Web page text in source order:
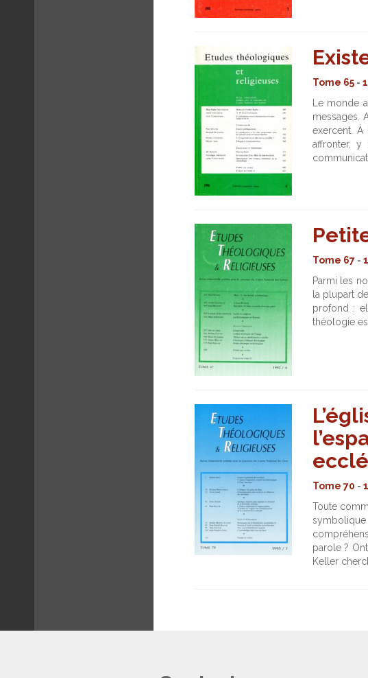
Tome 65-
Le monde
messages.
exercent. À
affronter, y
Tome 67-
Parmi les
la plupart
profond :
théologie
Tome 70 -
Toute
parole ?
Keller